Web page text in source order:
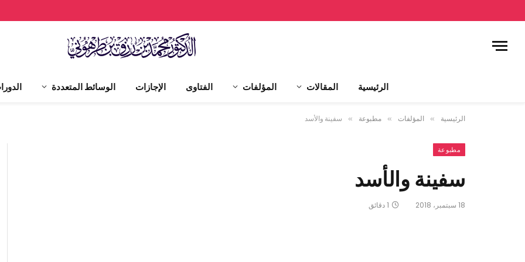
الرئيسية المقالات المؤلفات الفتاوى الإجازات الوسائط المتعددة
الرئيسية » المؤلفات » مطبوعة » سفينة والأسد
مطبوعة
سفينة والأسد
18 سبتمبر، 2018 1 دقائق